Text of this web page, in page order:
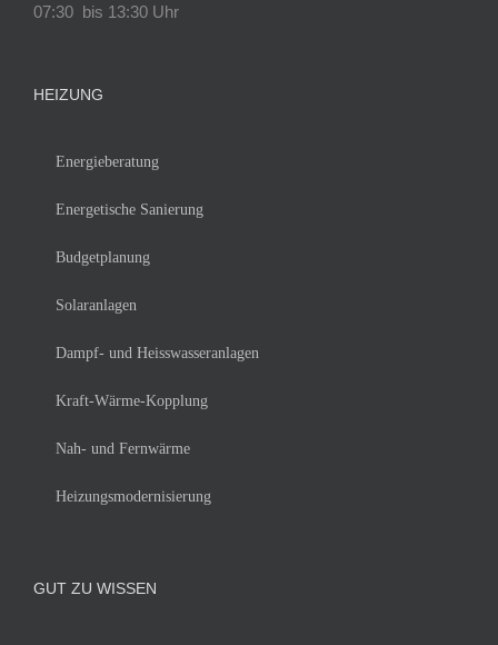
07:30 bis 13:30 Uhr
HEIZUNG
Energieberatung
Energetische Sanierung
Budgetplanung
Solaranlagen
Dampf- und Heisswasseranlagen
Kraft-Wärme-Kopplung
Nah- und Fernwärme
Heizungsmodernisierung
GUT ZU WISSEN